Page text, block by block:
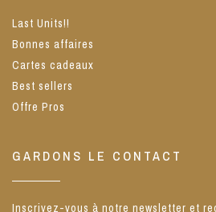
Last Units!!
Bonnes affaires
Cartes cadeaux
Best sellers
Offre Pros
GARDONS LE CONTACT
Inscrivez-vous à notre newsletter et